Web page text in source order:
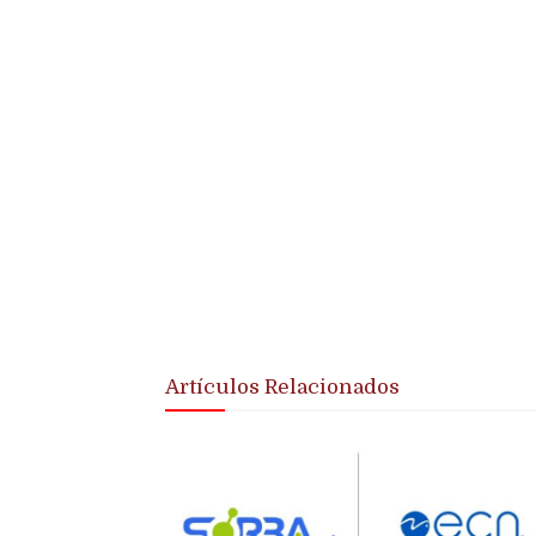
Artículos Relacionados